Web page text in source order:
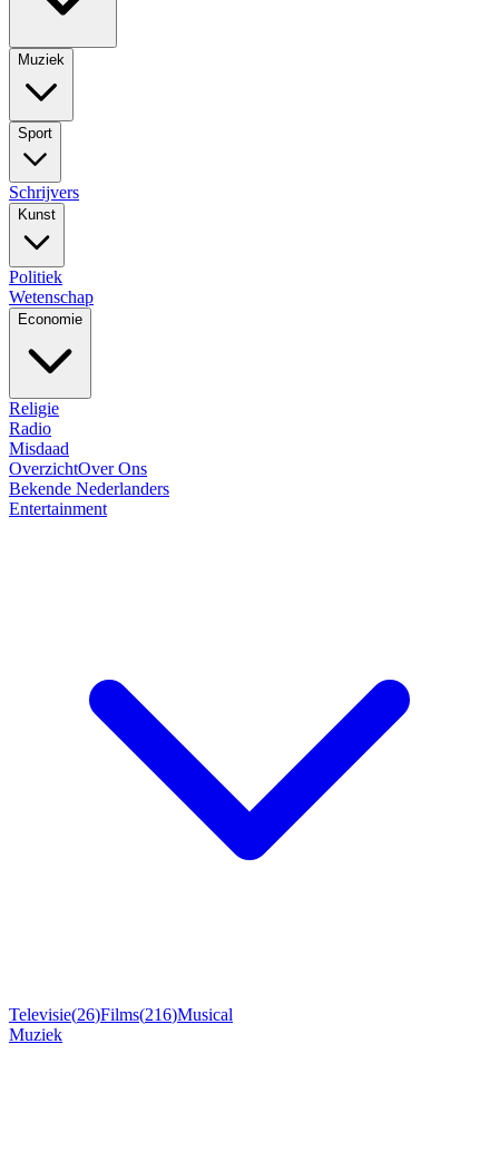
Muziek
Sport
Schrijvers
Kunst
Politiek
Wetenschap
Economie
Religie
Radio
Misdaad
OverzichtOver Ons
Bekende Nederlanders
Entertainment
Televisie(26)Films(216)Musical
Muziek